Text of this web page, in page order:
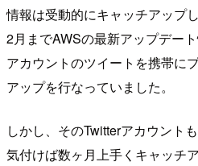
情報は受動的にキャッチアップ
2月までAWSの最新アップデー
アカウントのツイートを携帯に
アップを行なっていました。
しかし、そのTwitterアカウント
気付けば数ヶ月上手くキャッチ